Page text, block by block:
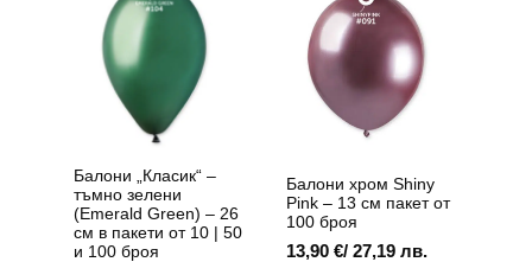
13,91 лв.
options
may
chosen
Балони „Класик“ –
тъмно зелени
(Emerald Green) – 26
см в пакети от 10 | 50
и 100 броя
Балони хром Shiny
Pink – 13 см пакет от
100 броя
13,90 €/ 27,19 лв.